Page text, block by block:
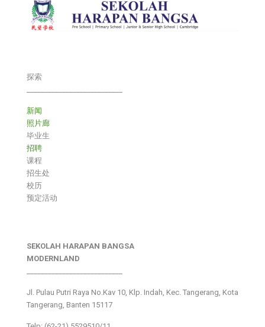
探索
新闻
照片廊
毕业生
招聘
课程
招生处
校历
预定活动
SEKOLAH HARAPAN BANGSA
MODERNLAND
Jl. Pulau Putri Raya No.Kav 10, Klp. Indah, Kec. Tangerang, Kota
Tangerang, Banten 15117